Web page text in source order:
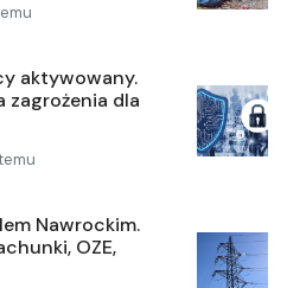
aktywowany.
zagrożenia dla
Nawrockim.
OZE,